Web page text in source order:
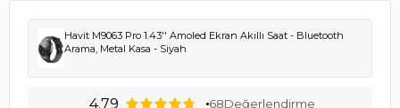
Havit M9063 Pro 1.43'' Amoled Ekran Akıllı Saat - Bluetooth
Arama, Metal Kasa - Siyah
4.79 68Değerlendirme